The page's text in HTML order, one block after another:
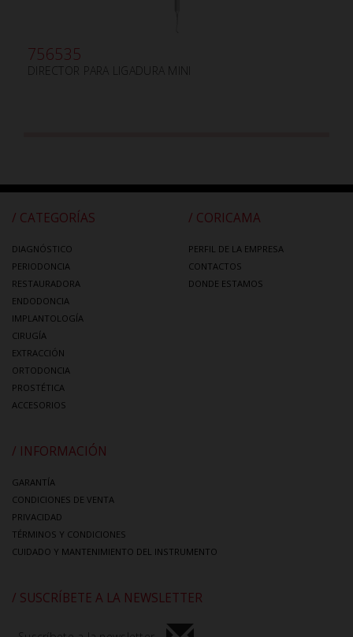
756535
DIRECTOR PARA LIGADURA MINI
/ CATEGORÍAS
DIAGNÓSTICO
PERIODONCIA
RESTAURADORA
ENDODONCIA
IMPLANTOLOGÍA
CIRUGÍA
EXTRACCIÓN
ORTODONCIA
PROSTÉTICA
ACCESORIOS
/ CORICAMA
PERFIL DE LA EMPRESA
CONTACTOS
DONDE ESTAMOS
/ INFORMACIÓN
GARANTÍA
CONDICIONES DE VENTA
PRIVACIDAD
TÉRMINOS Y CONDICIONES
CUIDADO Y MANTENIMIENTO DEL INSTRUMENTO
/ SUSCRÍBETE A LA NEWSLETTER